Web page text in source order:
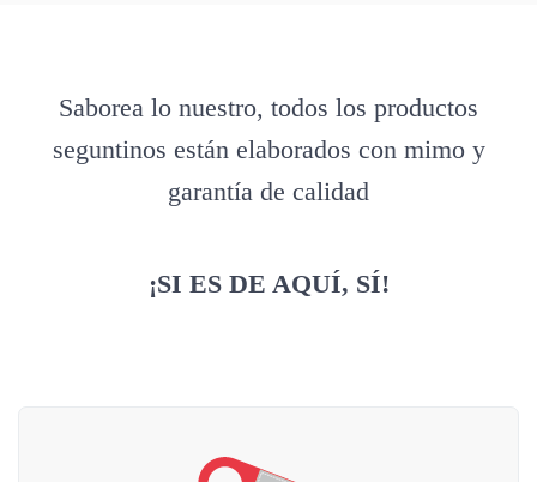
Saborea lo nuestro, todos los productos
seguntinos están elaborados con mimo y
garantía de calidad
¡SI ES DE AQUÍ, SÍ!